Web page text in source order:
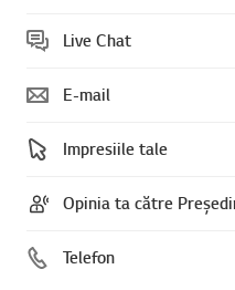
Live Chat
E-mail
Impresiile tale
Opinia ta către
Telefon